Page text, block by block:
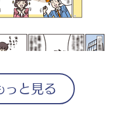
っと見る